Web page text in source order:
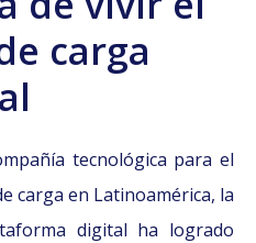
carga
tecnológica para el
carga en Latinoamérica, la
digital ha logrado